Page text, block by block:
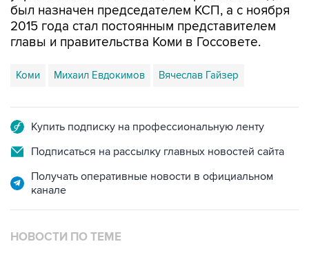
был назначен председателем КСП, а с ноября
2015 года стал постоянным представителем
главы и правительства Коми в Госсовете.
Коми Михаил Евдокимов Вячеслав Гайзер
Купить подписку на профессиональную ленту
Подписаться на рассылку главных новостей сайта
Получать оперативные новости в официальном
канале
НОВОСТИ ПО ТЕМЕ